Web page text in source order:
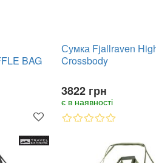
BAG
Сумка Fjallraven
Crossbody
3822 грн
є в наявності